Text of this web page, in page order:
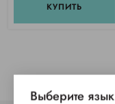
КУПИТЬ
Выберите язык